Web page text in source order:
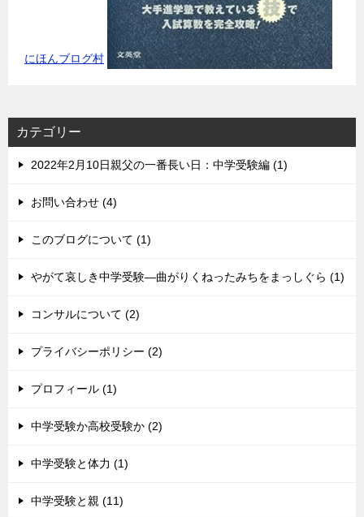
にほんブログ村
カテゴリー
2022年2月10日親父の一番長い日：中学受験編 (1)
お問い合わせ (4)
このブログについて (1)
やがて哀しき中学受験―曲がりくねったみちをまっしぐら (1)
コンサルについて (2)
プライバシーポリシー (2)
プロフィール (1)
中学受験か高校受験か (2)
中学受験と体力 (1)
中学受験と親 (11)